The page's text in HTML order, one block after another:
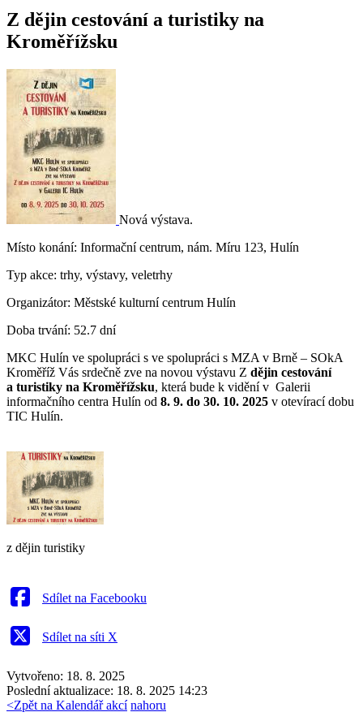
Z dějin cestování a turistiky na
Kroměřížsku
Nová výstava.
Místo konání: Informační centrum, nám. Míru 123, Hulín
Typ akce: trhy, výstavy, veletrhy
Organizátor: Městské kulturní centrum Hulín
Doba trvání: 52.7 dní
MKC Hulín ve spolupráci s ve spolupráci s MZA v Brně – SOkA
Kroměříž Vás srdečně zve na novou výstavu Z dějin cestování
a turistiky na Kroměřížsku, která bude k vidění v Galerii
informačního centra Hulín od 8. 9. do 30. 10. 2025 v otevírací dobu
TIC Hulín.
z dějin turistiky
Sdílet na Facebooku
Sdílet na síti X
Vytvořeno: 18. 8. 2025
Poslední aktualizace: 18. 8. 2025 14:23
<Zpět na Kalendář akcí nahoru